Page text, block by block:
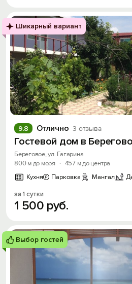
Шикарный вариант
Отлично 3 отзыва
9.8
Гостевой дом в
Береговое, ул. Гагарина
800 м до моря
· 457 м до центра
Кухня
Парковка Мангал
за 1 сутки
1 500 руб.
Выбор гостей